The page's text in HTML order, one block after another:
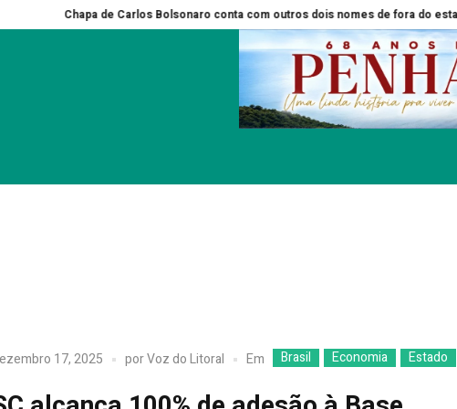
Bolsonaro conta com outros dois nomes de fora do estado Balneário
17, 2025 porVoz do Litoral Em Brasil Economia Estado